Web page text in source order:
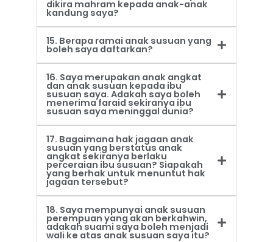
dikira mahram kepada anak-anak
kandung saya?
15. Berapa ramai anak susuan yang
boleh saya daftarkan?
16. Saya merupakan anak angkat
dan anak susuan kepada ibu
susuan saya. Adakah saya boleh
menerima faraid sekiranya ibu
susuan saya meninggal dunia?
17. Bagaimana hak jagaan anak
susuan yang berstatus anak
angkat sekiranya berlaku
perceraian ibu susuan? Siapakah
yang berhak untuk menuntut hak
jagaan tersebut?
18. Saya mempunyai anak susuan
perempuan yang akan berkahwin,
adakah suami saya boleh menjadi
wali ke atas anak susuan saya itu?